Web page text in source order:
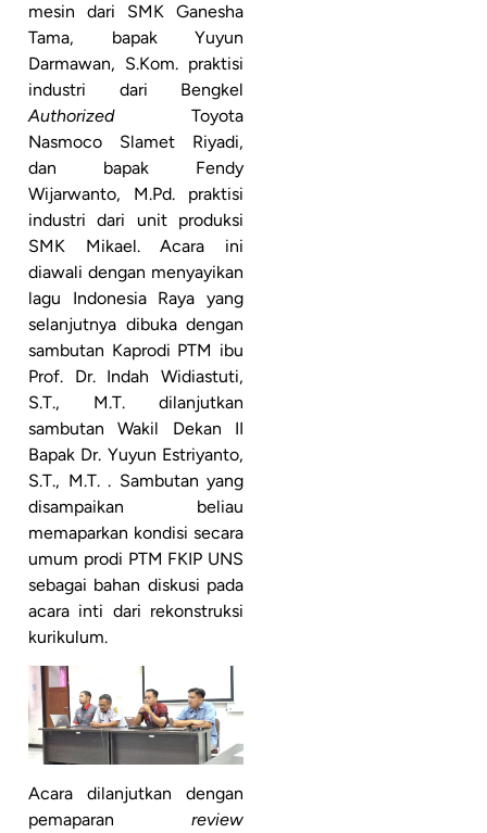
mesin dari SMK Ganesha
Tama, bapak Yuyun
Darmawan, S.Kom. praktisi
industri dari Bengkel
Authorized Toyota
Nasmoco Slamet Riyadi,
dan bapak Fendy
Wijarwanto, M.Pd. praktisi
industri dari unit produksi
SMK Mikael. Acara ini
diawali dengan menyayikan
lagu Indonesia Raya yang
selanjutnya dibuka dengan
sambutan Kaprodi PTM ibu
Prof. Dr. Indah Widiastuti,
S.T., M.T. dilanjutkan
sambutan Wakil Dekan II
Bapak Dr. Yuyun Estriyanto,
S.T., M.T. . Sambutan yang
disampaikan beliau
memaparkan kondisi secara
umum prodi PTM FKIP UNS
sebagai bahan diskusi pada
acara inti dari rekonstruksi
kurikulum.
Acara dilanjutkan dengan
pemaparan review